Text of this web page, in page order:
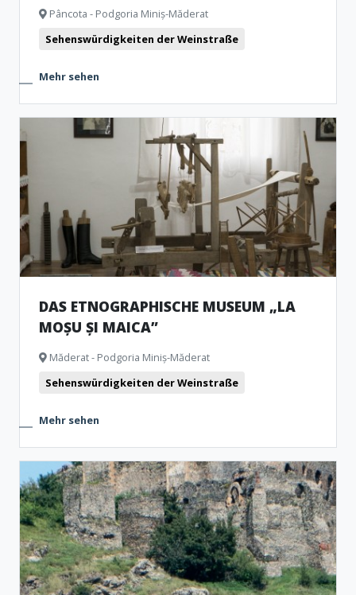
Pâncota - Podgoria Miniș-Măderat
Sehenswürdigkeiten der Weinstraße
Mehr sehen
DAS ETNOGRAPHISCHE MUSEUM „LA
MOȘU ȘI MAICA”
Măderat - Podgoria Miniș-Măderat
Sehenswürdigkeiten der Weinstraße
Mehr sehen